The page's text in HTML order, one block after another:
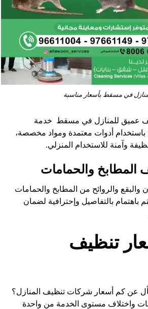
في مسقط بأسعار مناسبة
عميق للمنازل في مسقط خدمة
باستخدام أدوات معتمدة ومواد مخصصة،
وآمنة للاستخدام المنزلي.
والبقع والروائح من المطابخ والحمامات
باهتمام بالتفاصيل وإحترافية لضمان
تنظيف
عن كم أسعار شركات تنظيف المنازل؟
واختلاف مستوى الخدمة من واحدة